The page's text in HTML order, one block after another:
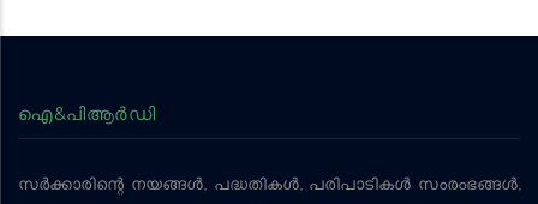
ഐ&പിആര്‍ഡി
സര്‍ക്കാരിന്റെ നയങ്ങള്‍, പദ്ധതികള്‍, പരിപാടികള്‍ സംരംഭങ്ങള്‍,